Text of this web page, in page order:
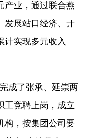
产业，通过联合燕
发展站口经济、开
计实现多元收入
成了张承、延崇两
工竞聘上岗，成立
构，按集团公司要